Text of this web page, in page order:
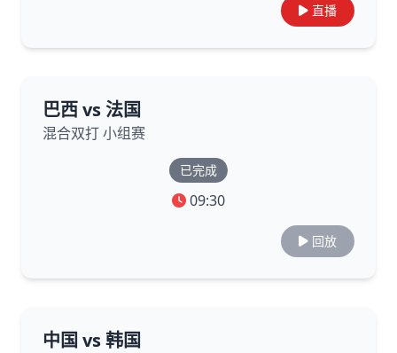
直播
巴西 vs 法国
混合双打 小组赛
已完成
09:30
回放
中国 vs 韩国